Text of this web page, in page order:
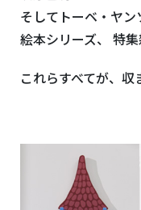
そしてトーベ・ヤ
絵本シリーズ、 特
これらすべてが、収